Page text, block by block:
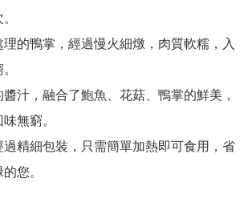
的鴨掌，經過慢火細燉，肉質軟糯，入
汁，融合了鮑魚、花菇、鴨掌的鮮美，
無窮。
精細包裝，只需簡單加熱即可食用，省
您。